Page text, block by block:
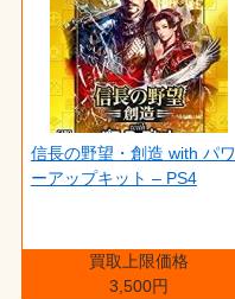
信長の野望・創造 with パワ
ーアップキット – PS4
買取上限価格
3,500円